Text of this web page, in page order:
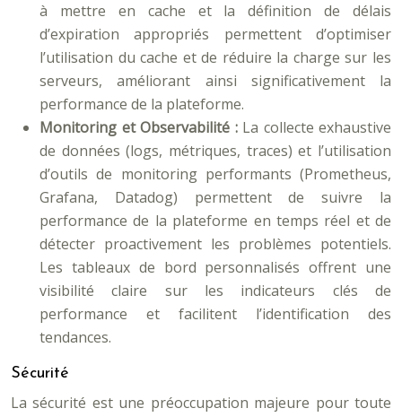
à mettre en cache et la définition de délais
d’expiration appropriés permettent d’optimiser
l’utilisation du cache et de réduire la charge sur les
serveurs, améliorant ainsi significativement la
performance de la plateforme.
Monitoring et Observabilité : La collecte exhaustive
de données (logs, métriques, traces) et l’utilisation
d’outils de monitoring performants (Prometheus,
Grafana, Datadog) permettent de suivre la
performance de la plateforme en temps réel et de
détecter proactivement les problèmes potentiels.
Les tableaux de bord personnalisés offrent une
visibilité claire sur les indicateurs clés de
performance et facilitent l’identification des
tendances.
Sécurité
La sécurité est une préoccupation majeure pour toute